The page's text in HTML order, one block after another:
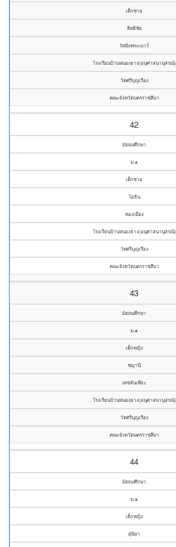
เด็กชาย
สิทธิชัย
วัดมิ่งพระเนาว์
โรงเรียนบ้านหนองยาง(อนุศาสนานุสรณ์)
วัดศรีบุญเรือง
คณะจังหวัดนครราชสีมา
42
มัธยมศึกษา
ม.๑
เด็กชาย
โยธิน
ทองเมือง
โรงเรียนบ้านหนองยาง(อนุศาสนานุสรณ์)
วัดศรีบุญเรือง
คณะจังหวัดนครราชสีมา
43
มัธยมศึกษา
ม.๑
เด็กหญิง
ชญานี
เดชสันเทียะ
โรงเรียนบ้านหนองยาง(อนุศาสนานุสรณ์)
วัดศรีบุญเรือง
คณะจังหวัดนครราชสีมา
44
มัธยมศึกษา
ม.๑
เด็กหญิง
สุนิษา